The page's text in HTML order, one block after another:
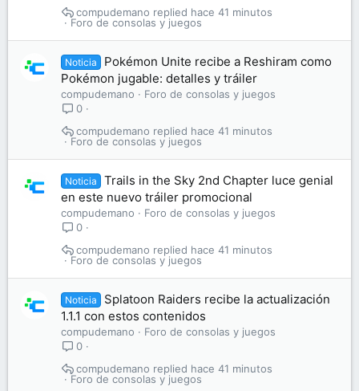
Foro de consolas y juegos
hace 41 minutos
compudemano
Noticia
Pokémon Unite recibe a Reshiram como
Pokémon jugable: detalles y tráiler
compudemano
Foro de consolas y juegos
0
Foro de consolas y juegos
hace 41 minutos
compudemano
Noticia
Trails in the Sky 2nd Chapter luce genial
en este nuevo tráiler promocional
compudemano
Foro de consolas y juegos
0
Foro de consolas y juegos
hace 41 minutos
compudemano
Noticia
Splatoon Raiders recibe la actualización
1.1.1 con estos contenidos
compudemano
Foro de consolas y juegos
0
Foro de consolas y juegos
hace 41 minutos
compudemano